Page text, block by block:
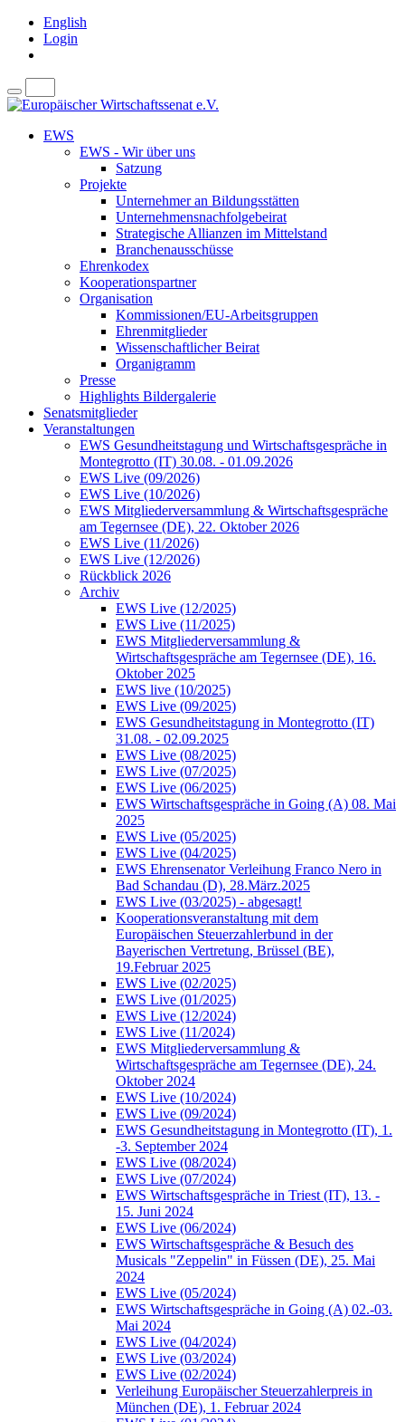
English
Login
EWS
EWS - Wir über uns
Satzung
Projekte
Unternehmer an Bildungsstätten
Unternehmensnachfolgebeirat
Strategische Allianzen im Mittelstand
Branchenausschüsse
Ehrenkodex
Kooperationspartner
Organisation
Kommissionen/EU-Arbeitsgruppen
Ehrenmitglieder
Wissenschaftlicher Beirat
Organigramm
Presse
Highlights Bildergalerie
Senatsmitglieder
Veranstaltungen
EWS Gesundheitstagung und Wirtschaftsgespräche in
Montegrotto (IT) 30.08. - 01.09.2026
EWS Live (09/2026)
EWS Live (10/2026)
EWS Mitgliederversammlung & Wirtschaftsgespräche
am Tegernsee (DE), 22. Oktober 2026
EWS Live (11/2026)
EWS Live (12/2026)
Rückblick 2026
Archiv
EWS Live (12/2025)
EWS Live (11/2025)
EWS Mitgliederversammlung &
Wirtschaftsgespräche am Tegernsee (DE), 16.
Oktober 2025
EWS live (10/2025)
EWS Live (09/2025)
EWS Gesundheitstagung in Montegrotto (IT)
31.08. - 02.09.2025
EWS Live (08/2025)
EWS Live (07/2025)
EWS Live (06/2025)
EWS Wirtschaftsgespräche in Going (A) 08. Mai
2025
EWS Live (05/2025)
EWS Live (04/2025)
EWS Ehrensenator Verleihung Franco Nero in
Bad Schandau (D), 28.März.2025
EWS Live (03/2025) - abgesagt!
Kooperationsveranstaltung mit dem
Europäischen Steuerzahlerbund in der
Bayerischen Vertretung, Brüssel (BE),
19.Februar 2025
EWS Live (02/2025)
EWS Live (01/2025)
EWS Live (12/2024)
EWS Live (11/2024)
EWS Mitgliederversammlung &
Wirtschaftsgespräche am Tegernsee (DE), 24.
Oktober 2024
EWS Live (10/2024)
EWS Live (09/2024)
EWS Gesundheitstagung in Montegrotto (IT), 1.
-3. September 2024
EWS Live (08/2024)
EWS Live (07/2024)
EWS Wirtschaftsgespräche in Triest (IT), 13. -
15. Juni 2024
EWS Live (06/2024)
EWS Wirtschaftsgespräche & Besuch des
Musicals "Zeppelin" in Füssen (DE), 25. Mai
2024
EWS Live (05/2024)
EWS Wirtschaftsgespräche in Going (A) 02.-03.
Mai 2024
EWS Live (04/2024)
EWS Live (03/2024)
EWS Live (02/2024)
Verleihung Europäischer Steuerzahlerpreis in
München (DE), 1. Februar 2024